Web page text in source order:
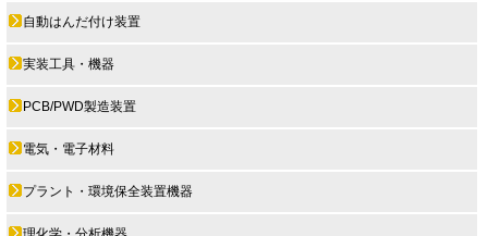
自動はんだ付け装置
実装工具・機器
PCB/PWD製造装置
電気・電子材料
プラント・環境保全装置機器